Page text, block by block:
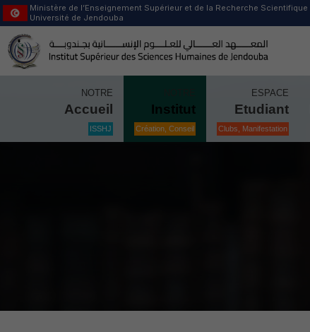
Ministère de l’Enseignement Supérieur et de la Recherche Scientifique
Université de Jendouba
NOTRE
Accueil
ISSHJ
Institut
Création, Conseil
ESPACE
Etudiant
Clubs, Manifestation